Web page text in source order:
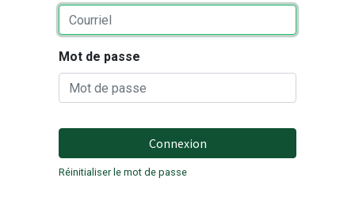
Mot de passe
Connexion
Réinitialiser le mot de passe